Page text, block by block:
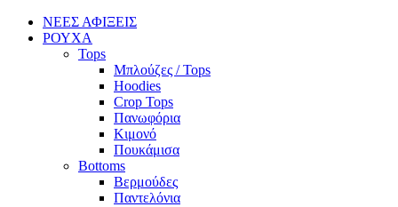
ΝΕΕΣ ΑΦΙΞΕΙΣ
ΡΟΥΧΑ
Tops
Μπλούζες / Tops
Hoodies
Crop Tops
Πανωφόρια
Κιμονό
Πουκάμισα
Bottoms
Βερμούδες
Παντελόνια